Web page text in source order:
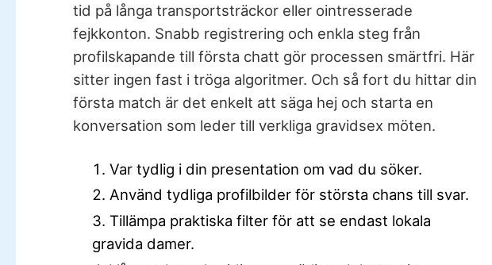
tid på långa transportsträckor eller ointresserade
fejkkonton. Snabb registrering och enkla steg från
profilskapande till första chatt gör processen smärtfri. Här
sitter ingen fast i tröga algoritmer. Och så fort du hittar din
första match är det enkelt att säga hej och starta en
konversation som leder till verkliga gravidsex möten.
Var tydlig i din presentation om vad du söker.
Använd tydliga profilbilder för största chans till svar.
Tillämpa praktiska filter för att se endast lokala
gravida damer.